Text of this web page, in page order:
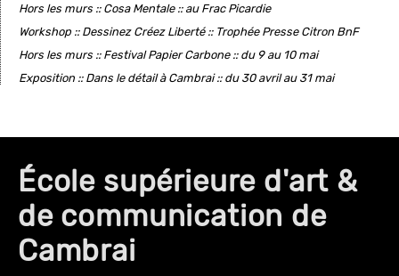
Hors les murs :: Cosa Mentale :: au Frac Picardie
Workshop :: Dessinez Créez Liberté :: Trophée Presse Citron BnF
Hors les murs :: Festival Papier Carbone :: du 9 au 10 mai
Exposition :: Dans le détail à Cambrai :: du 30 avril au 31 mai
École supérieure d'art &
de communication de
Cambrai